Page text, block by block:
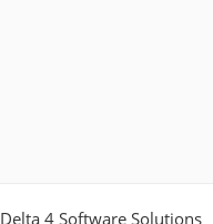
Delta 4 Software Solutions